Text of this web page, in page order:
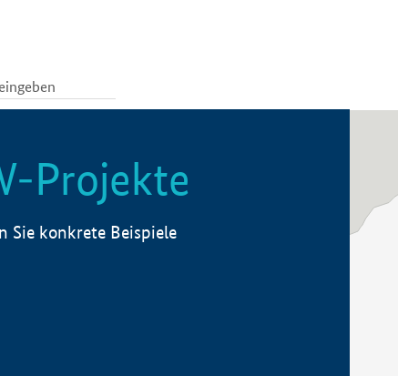
Projekte
Sie konkrete Beispiele